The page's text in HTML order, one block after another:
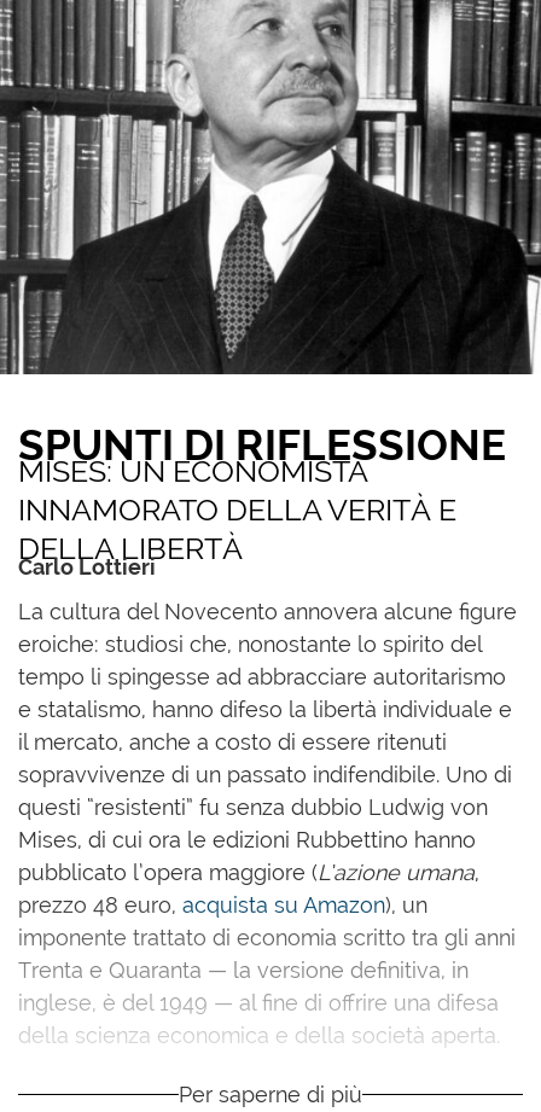
SPUNTI DI RIFLESSIONE
MISES: UN ECONOMISTA
INNAMORATO DELLA VERITÀ E
DELLA LIBERTÀ
Carlo Lottieri
La cultura del Novecento annovera alcune figure
eroiche: studiosi che, nonostante lo spirito del
tempo li spingesse ad abbracciare autoritarismo
e statalismo, hanno difeso la libertà individuale e
il mercato, anche a costo di essere ritenuti
sopravvivenze di un passato indifendibile. Uno di
questi “resistenti” fu senza dubbio Ludwig von
Mises, di cui ora le edizioni Rubbettino hanno
pubblicato l’opera maggiore (L’azione umana,
prezzo 48 euro, acquista su Amazon), un
imponente trattato di economia scritto tra gli anni
Trenta e Quaranta — la versione definitiva, in
inglese, è del 1949 — al fine di offrire una difesa
della scienza economica e della società aperta.
Per saperne di più